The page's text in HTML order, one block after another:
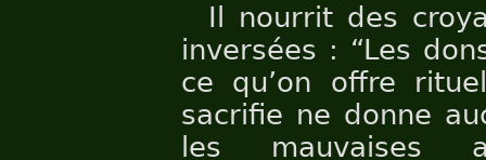
Il nourrit des
inversées : “Les
ce qu’on offre
sacrifie ne donne
les mauvaises